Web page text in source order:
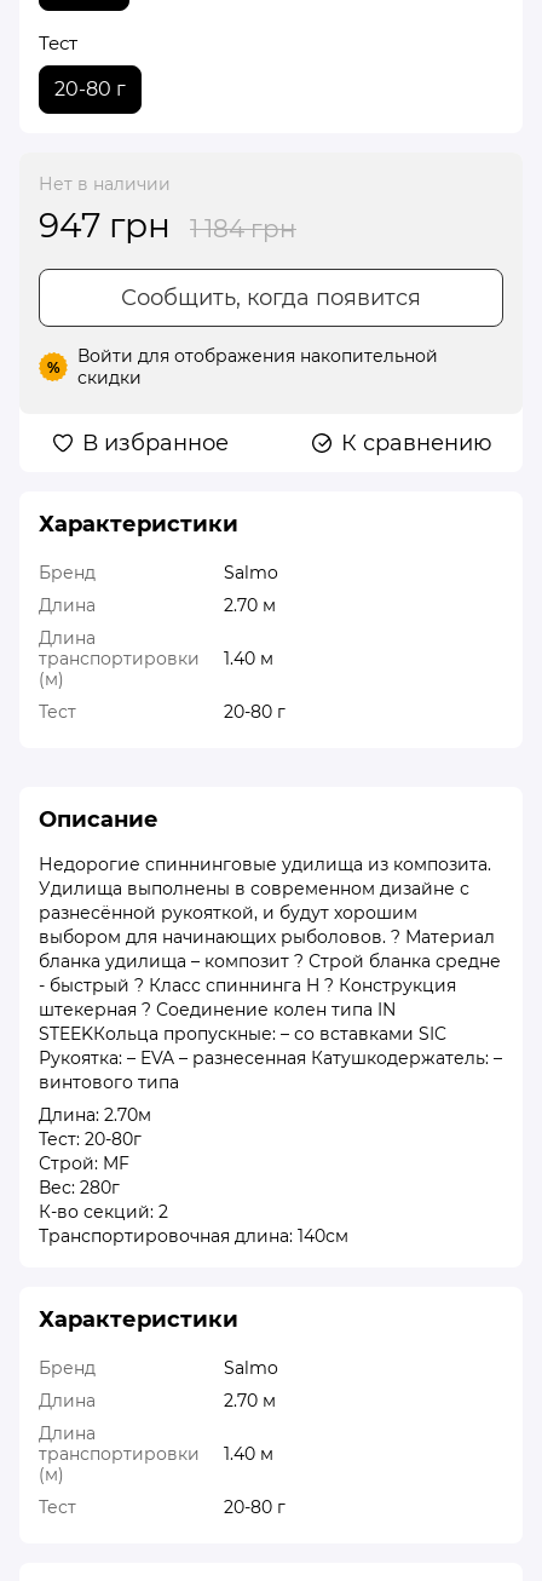
Тест
20-80 г
Нет в наличии
947 грн 1 184 грн
Сообщить, когда появится
% Войти для отображения накопительной
скидки
В избранное К сравнению
Характеристики
Бренд
Salmo
Длина
2.70 м
Длина
транспортировки
(м)
1.40 м
Тест 20-80 г
Описание
Недорогие спиннинговые удилища из композита.
Удилища выполнены в современном дизайне с
разнесённой рукояткой, и будут хорошим
выбором для начинающих рыболовов. ? Материал
бланка удилища – композит ? Строй бланка средне
- быстрый ? Класс спиннинга H ? Конструкция
штекерная ? Соединение колен типа IN
STEEKКольца пропускные: – со вставками SIC
Рукоятка: – EVA – разнесенная Катушкодержатель: –
винтового типа
Длина: 2.70м
Тест: 20-80г
Строй: MF
Вес: 280г
К-во секций: 2
Транспортировочная длина: 140см
Характеристики
Бренд
Salmo
Длина
2.70 м
Длина
транспортировки
(м)
1.40 м
Тест 20-80 г